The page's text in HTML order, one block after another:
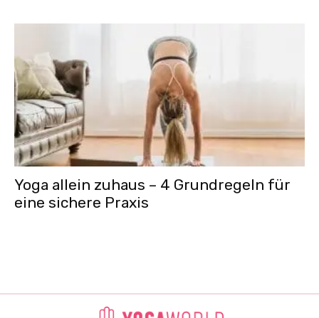
Yoga allein zuhaus – 4 Grundregeln für
eine sichere Praxis